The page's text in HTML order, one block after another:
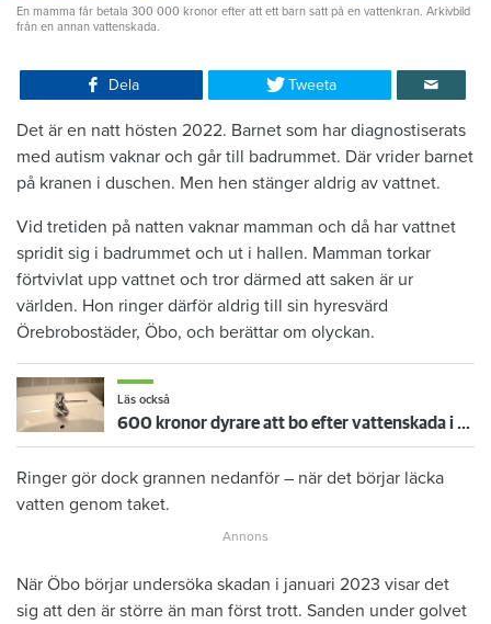
En mamma får betala 300 000 kronor efter att ett barn satt på en vattenkran. Arkivbild
från en annan vattenskada.
Dela Tweeta
Det är en natt hösten 2022. Barnet som har diagnostiserats
med autism vaknar och går till badrummet. Där vrider barnet
på kranen i duschen. Men hen stänger aldrig av vattnet.
Vid tretiden på natten vaknar mamman och då har vattnet
spridit sig i badrummet och ut i hallen. Mamman torkar
förtvivlat upp vattnet och tror därmed att saken är ur
världen. Hon ringer därför aldrig till sin hyresvärd
Örebrobostäder, Öbo, och berättar om olyckan.
Läs också
600 kronor dyrare att bo efter vattenskada i Varberg
Ringer gör dock grannen nedanför – när det börjar läcka
vatten genom taket.
När Öbo börjar undersöka skadan i januari 2023 visar det
sig att den är större än man först trott. Sanden under golvet